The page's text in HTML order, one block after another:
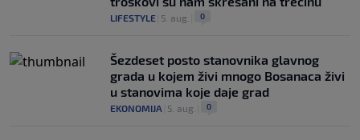
LIFESTYLE 5. aug. 0
Šezdeset posto stanovnika glavnog
grada u kojem živi mnogo Bosanaca živi
u stanovima koje daje grad
EKONOMIJA 5. aug. 0